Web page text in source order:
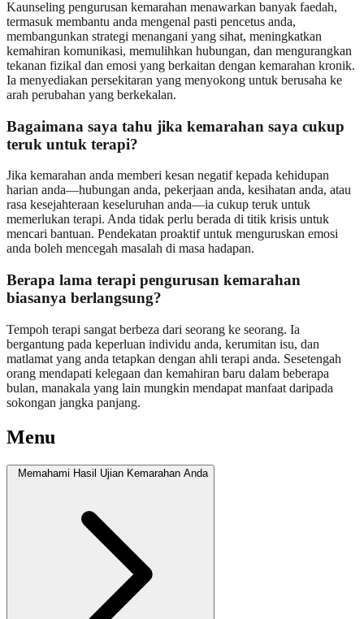
Kaunseling pengurusan kemarahan menawarkan banyak faedah,
termasuk membantu anda mengenal pasti pencetus anda,
membangunkan strategi menangani yang sihat, meningkatkan
kemahiran komunikasi, memulihkan hubungan, dan mengurangkan
tekanan fizikal dan emosi yang berkaitan dengan kemarahan kronik.
Ia menyediakan persekitaran yang menyokong untuk berusaha ke
arah perubahan yang berkekalan.
Bagaimana saya tahu jika kemarahan saya cukup
teruk untuk terapi?
Jika kemarahan anda memberi kesan negatif kepada kehidupan
harian anda—hubungan anda, pekerjaan anda, kesihatan anda, atau
rasa kesejahteraan keseluruhan anda—ia cukup teruk untuk
memerlukan terapi. Anda tidak perlu berada di titik krisis untuk
mencari bantuan. Pendekatan proaktif untuk menguruskan emosi
anda boleh mencegah masalah di masa hadapan.
Berapa lama terapi pengurusan kemarahan
biasanya berlangsung?
Tempoh terapi sangat berbeza dari seorang ke seorang. Ia
bergantung pada keperluan individu anda, kerumitan isu, dan
matlamat yang anda tetapkan dengan ahli terapi anda. Sesetengah
orang mendapati kelegaan dan kemahiran baru dalam beberapa
bulan, manakala yang lain mungkin mendapat manfaat daripada
sokongan jangka panjang.
Menu
Memahami Hasil Ujian Kemarahan Anda